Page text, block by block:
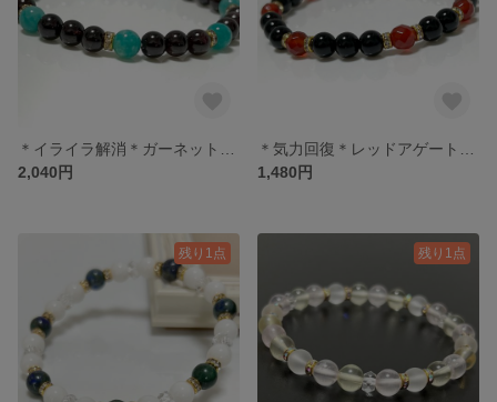
2,040円
1,480円
残り1点 残り1点